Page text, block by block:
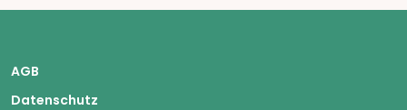
AGB
Datenschutz